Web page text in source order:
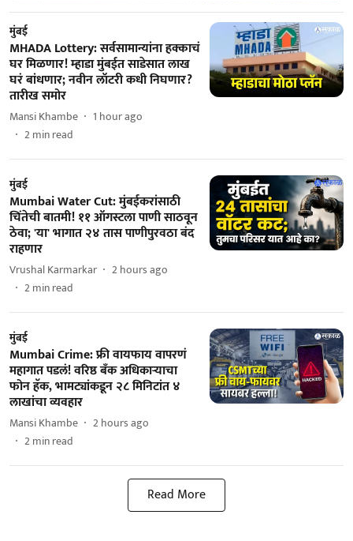
मुंबई
MHADA Lottery: सर्वसामान्यांना हक्काचं
घर मिळणार! म्हाडा मुंबईत साडेसात लाख
घरं बांधणार; नवीन लॉटरी कधी निघणार?
तारीख समोर
Mansi Khambe
1 hour ago
2min read
मुंबई
Mumbai Water Cut: मुंबईकरांसाठी
चिंतेची बातमी! ११ ऑगस्टला पाणी साठवून
ठेवा; 'या' भागात २४ तास पाणीपुरवठा बंद
राहणार
Vrushal Karmarkar
2 hours ago
2min read
मुंबई
Mumbai Crime: फ्री वायफाय वापरणं
महागात पडलं! वरिष्ठ बँक अधिकाऱ्याचा
फोन हॅक, भामट्यांकडून २८ मिनिटांत ४
लाखांचा व्यवहार
Mansi Khambe
2 hours ago
2min read
Read More